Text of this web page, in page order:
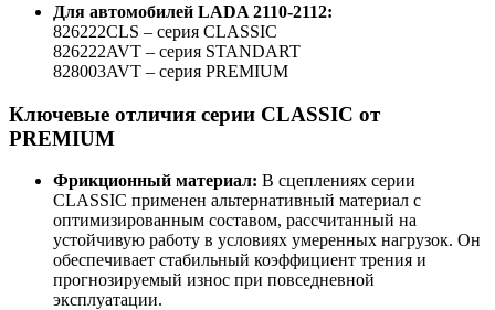
Для автомобилей LADA 2110-2112:
826222CLS – серия CLASSIC
826222AVT – серия STANDART
828003AVT – серия PREMIUM
Ключевые отличия серии CLASSIC от
PREMIUM
Фрикционный материал: В сцеплениях серии
CLASSIC применен альтернативный материал с
оптимизированным составом, рассчитанный на
устойчивую работу в условиях умеренных нагрузок. Он
обеспечивает стабильный коэффициент трения и
прогнозируемый износ при повседневной
эксплуатации.